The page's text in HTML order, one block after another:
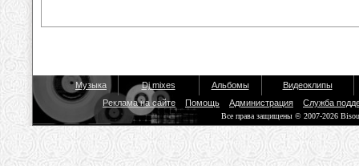
Музыка Dj mixes Альбомы
Видеоклипы
Реклама на сайте
Помощь Администрация Служба
Все права защищены © 2007-2026